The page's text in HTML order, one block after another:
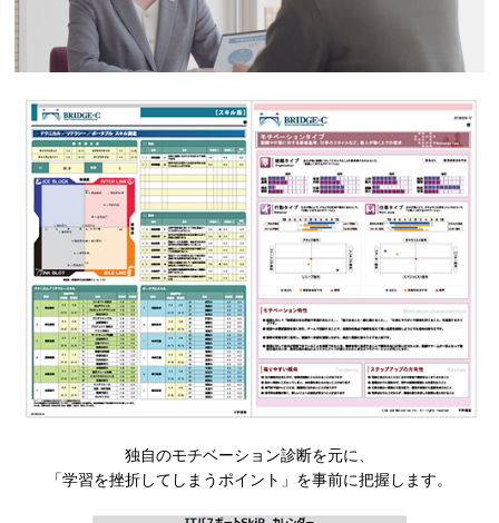
独自のモチベーション診断を元に、
「学習を挫折してしまうポイント」を事前に把握します。